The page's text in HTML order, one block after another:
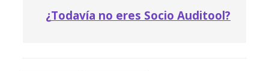
¿Todavía no eres Socio Auditool?